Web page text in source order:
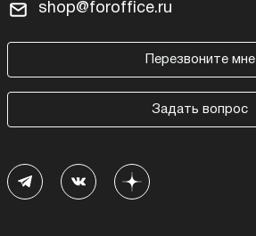
shop@foroffice.ru
Перезвоните мне
Задать вопрос